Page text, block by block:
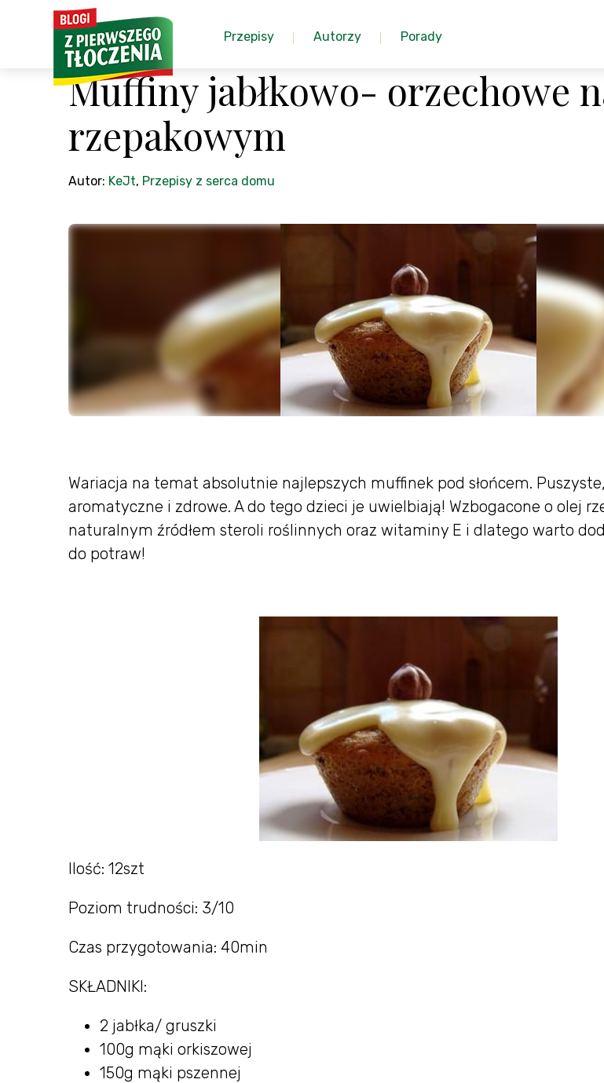
Przepisy Autorzy Porady
Muffiny jabłkowo- orzechowe
rzepakowym
Autor: KeJt, Przepisy z serca domu
Wariacja na temat absolutnie najlepszych muffinek pod słońcem.
aromatyczne i zdrowe. A do tego dzieci je uwielbiają! Wzbogacone o olej
naturalnym źródłem steroli roślinnych oraz witaminy E i dlatego warto
do potraw!
Ilość: 12szt
Poziom trudności: 3/10
Czas przygotowania: 40min
SKŁADNIKI:
2 jabłka/ gruszki
100g mąki orkiszowej
150g mąki pszennej